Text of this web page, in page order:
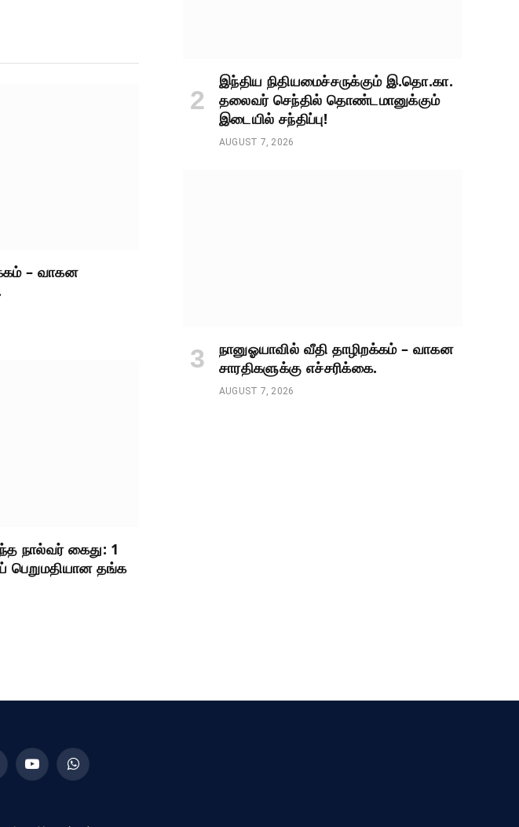
– வாகன
நால்வர் கைது: 1
பெறுமதியான தங்க
இந்திய நிதியமைச்சருக்கும் இ.தொ.கா.
தலைவர் செந்தில் தொண்டமானுக்கும்
இடையில் சந்திப்பு!
AUGUST 7, 2026
நானுஓயாவில் வீதி தாழிறக்கம் – வாகன
சாரதிகளுக்கு எச்சரிக்கை.
AUGUST 7, 2026
YouTubeWhatsApp